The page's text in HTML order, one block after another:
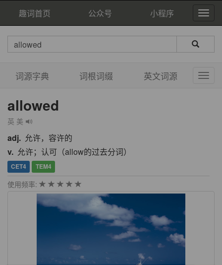
趣词首页 公众号 小程序
词源字典 词根词缀 英文词源
allowed
英 美
adj. 允许，容许的
v. 允许；认可（allow的过去分词）
CET4 TEM4
使用频率: